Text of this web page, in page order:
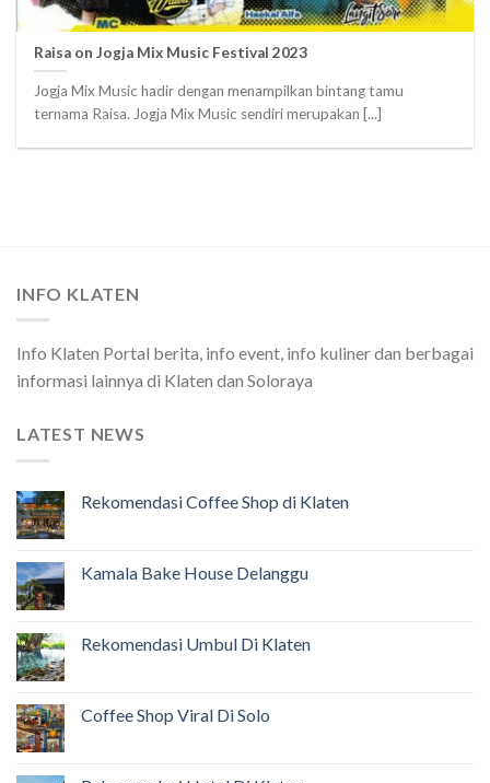
Raisa on Jogja Mix Music Festival 2023
Jogja Mix Music hadir dengan menampilkan bintang tamu
ternama Raisa. Jogja Mix Music sendiri merupakan [...]
INFO KLATEN
Info Klaten Portal berita, info event, info kuliner dan berbagai
informasi lainnya di Klaten dan Soloraya
LATEST NEWS
Rekomendasi Coffee Shop di Klaten
Kamala Bake House Delanggu
Rekomendasi Umbul Di Klaten
Coffee Shop Viral Di Solo